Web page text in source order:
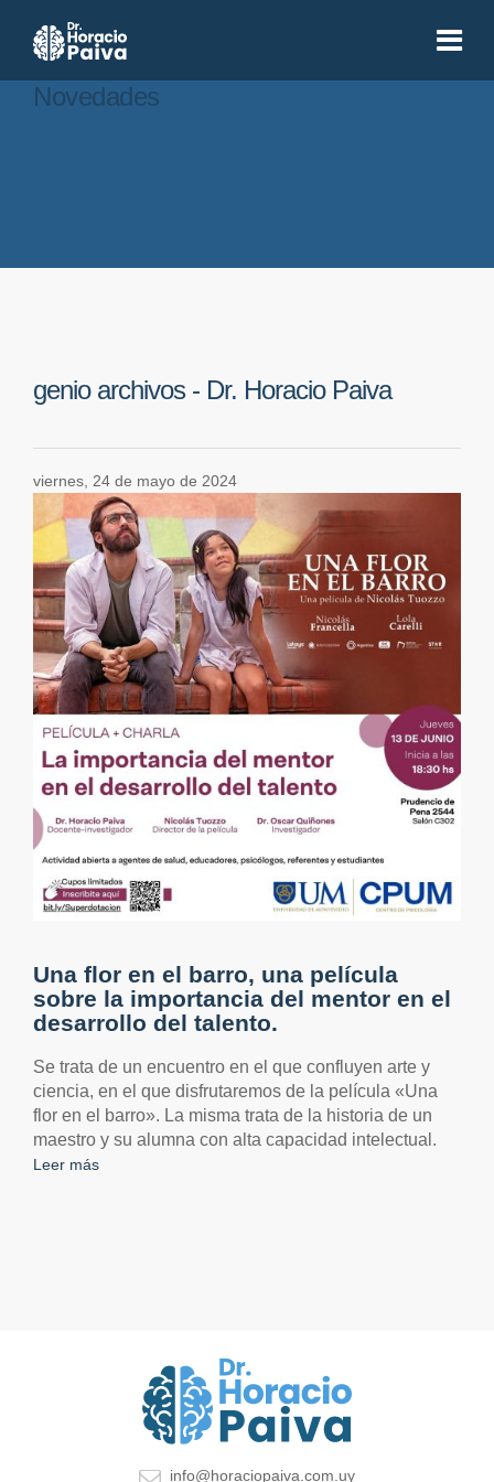
Novedades
genio archivos - Dr. Horacio Paiva
viernes, 24 de mayo de 2024
Una flor en el barro, una película
sobre la importancia del mentor en el
desarrollo del talento.
Se trata de un encuentro en el que confluyen arte y
ciencia, en el que disfrutaremos de la película «Una
flor en el barro». La misma trata de la historia de un
maestro y su alumna con alta capacidad intelectual.
Leer más
info@horaciopaiva.com.uy